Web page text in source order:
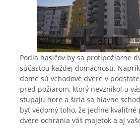
Podľa hasičov by sa protipožiarne
súčasťou každej domácnosti.
dome sú vchodové dvere v
pred požiarom, ktorý nevznikol u
stúpajú hore a šíria sa hlavne
byť vedomý toho, že jedine
dvere ochránia váš majetok a aj